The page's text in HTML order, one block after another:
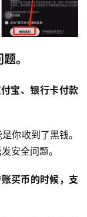
。
宝、银行卡付款
你收到了黑钱。
安全问题。
买币的时候，支